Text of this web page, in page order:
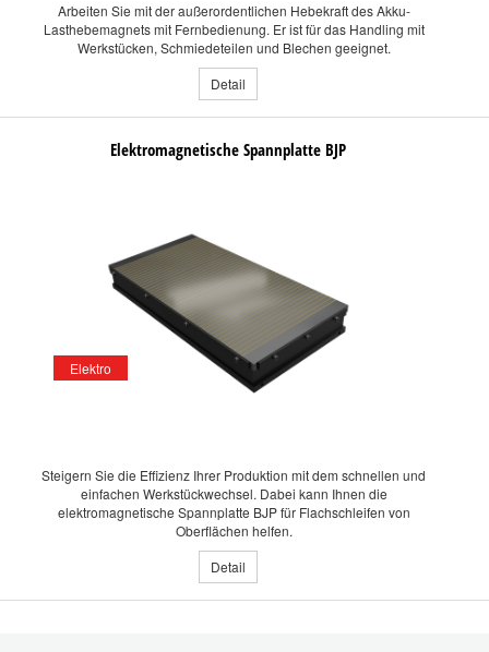
Arbeiten Sie mit der außerordentlichen Hebekraft des Akku-
Lasthebemagnets mit Fernbedienung. Er ist für das Handling mit
Werkstücken, Schmiedeteilen und Blechen geeignet.
Detail
Elektromagnetische Spannplatte BJP
Elektro
Steigern Sie die Effizienz Ihrer Produktion mit dem schnellen und
einfachen Werkstückwechsel. Dabei kann Ihnen die
elektromagnetische Spannplatte BJP für Flachschleifen von
Oberflächen helfen.
Detail